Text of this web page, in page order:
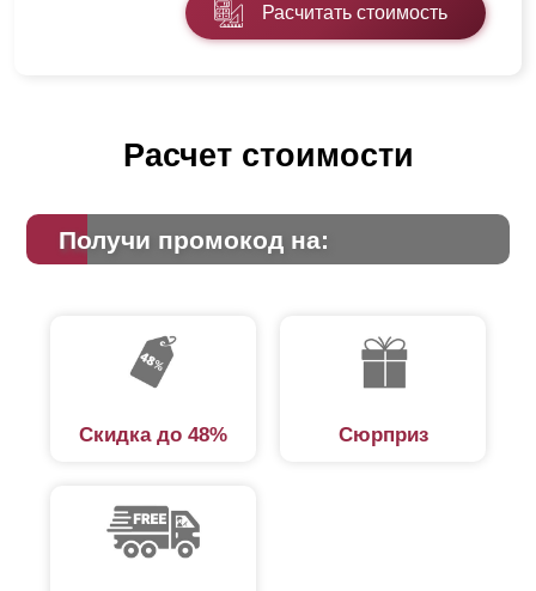
Расчитать стоимость
Расчет стоимости
Получи промокод на:
Скидка до 48% Сюрприз